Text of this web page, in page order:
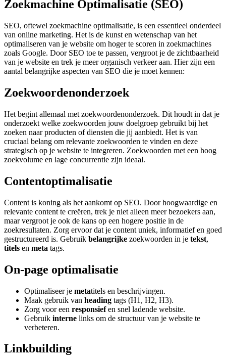
Zoekmachine Optimalisatie (SEO)
SEO, oftewel zoekmachine optimalisatie, is een essentieel onderdeel
van online marketing. Het is de kunst en wetenschap van het
optimaliseren van je website om hoger te scoren in zoekmachines
zoals Google. Door SEO toe te passen, vergroot je de zichtbaarheid
van je website en trek je meer organisch verkeer aan. Hier zijn een
aantal belangrijke aspecten van SEO die je moet kennen:
Zoekwoordenonderzoek
Het begint allemaal met zoekwoordenonderzoek. Dit houdt in dat je
onderzoekt welke zoekwoorden jouw doelgroep gebruikt bij het
zoeken naar producten of diensten die jij aanbiedt. Het is van
cruciaal belang om relevante zoekwoorden te vinden en deze
strategisch op je website te integreren. Zoekwoorden met een hoog
zoekvolume en lage concurrentie zijn ideaal.
Contentoptimalisatie
Content is koning als het aankomt op SEO. Door hoogwaardige en
relevante content te creëren, trek je niet alleen meer bezoekers aan,
maar vergroot je ook de kans op een hogere positie in de
zoekresultaten. Zorg ervoor dat je content uniek, informatief en goed
gestructureerd is. Gebruik belangrijke zoekwoorden in je tekst,
titels en meta tags.
On-page optimalisatie
Optimaliseer je metatitels en beschrijvingen.
Maak gebruik van heading tags (H1, H2, H3).
Zorg voor een responsiefen snel ladende website.
Gebruik interne links om de structuur van je website te
verbeteren.
Linkbuilding